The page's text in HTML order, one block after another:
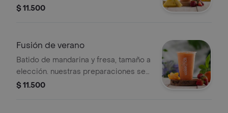
se encuentran estandarizadas por lo
ingredientes
$ 11.500
Fusión de verano
Batido de mandarina y fresa, tamaño a
elección. nuestras preparaciones se
encuentran estandarizadas por lo
$ 11.500